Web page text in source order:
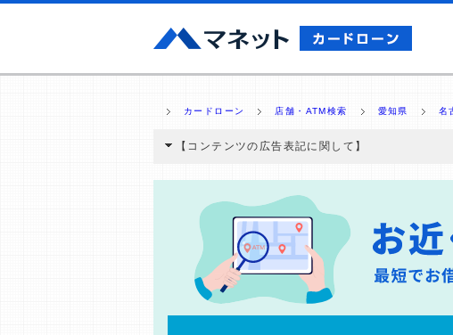
カードローン 店舗・ATM検索 愛知県 名
【コンテンツの広告表記に関して】
と弊社に対して企業から紹介報酬が支払われるとい
ミ収集などに基づき、公平性を担保した情報提供を行
>提携企業一覧